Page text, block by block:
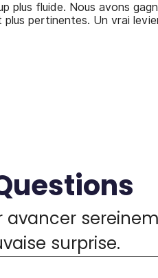
plus fluide. Nous avons
pertinentes. Un vrai
surprise.